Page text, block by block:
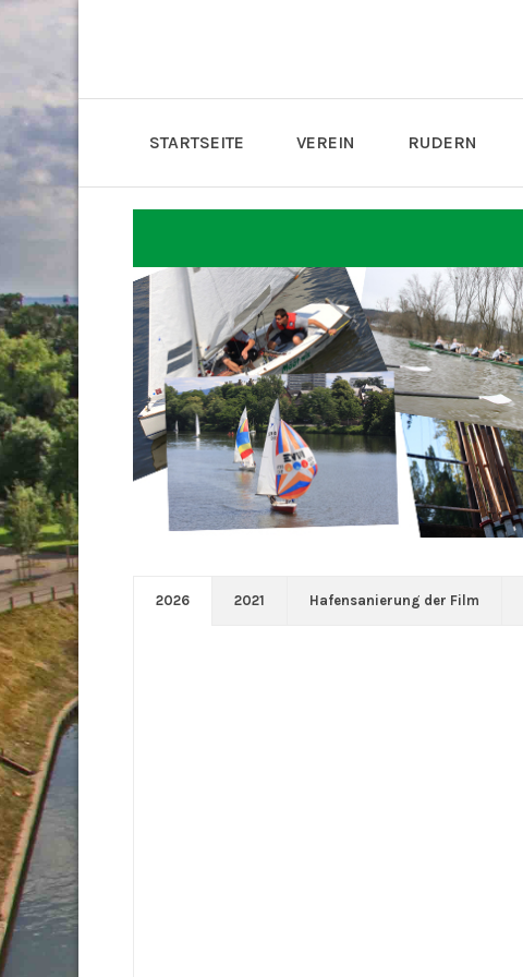
STARTSEITE VEREIN RUDERN
2026 2021 Hafensanierung der Film